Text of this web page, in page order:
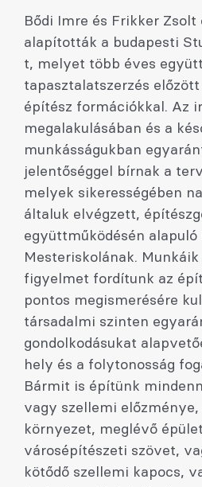
Bődi Imre és Frikker Zsolt
alapították a budapesti
t, melyet több éves
tapasztalatszerzés
építész formációkkal. Az
megalakulásában és a
munkásságukban
jelentőséggel bírnak a
melyek sikerességében
általuk elvégzett,
együttműködésén alapuló
Mesteriskolának.
figyelmet fordítunk az
pontos megismerésére
társadalmi szinten
gondolkodásukat
hely és a folytonosság
Bármit is építünk
vagy szellemi
környezet, meglévő
városépítészeti szövet,
kötődő szellemi kapocs,